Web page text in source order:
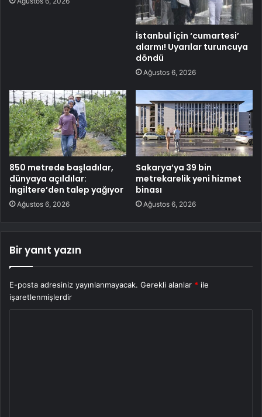
İstanbul için ‘cumartesi’
alarmı! Uyarılar turuncuya
döndü
Ağustos 6, 2026
850 metrede başladılar,
dünyaya açıldılar:
İngiltere’den talep yağıyor
Ağustos 6, 2026
Sakarya’ya 39 bin
metrekarelik yeni hizmet
binası
Ağustos 6, 2026
Bir yanıt yazın
E-posta adresiniz yayınlanmayacak. Gerekli alanlar * ile
işaretlenmişlerdir